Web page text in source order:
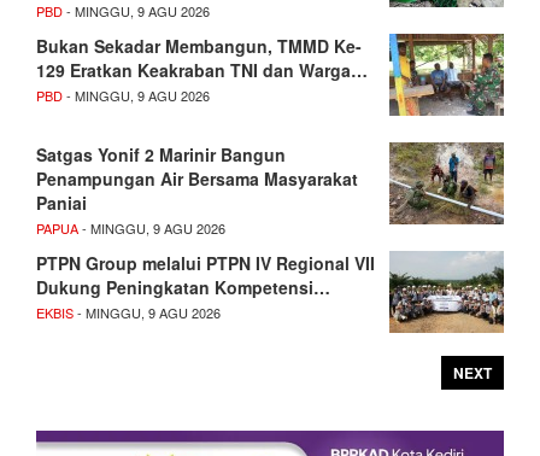
PBD- MINGGU, 9 AGU 2026
Bukan Sekadar Membangun, TMMD Ke-
129 Eratkan Keakraban TNI dan Warga…
PBD- MINGGU, 9 AGU 2026
Satgas Yonif 2 Marinir Bangun
Penampungan Air Bersama Masyarakat
Paniai
PAPUA- MINGGU, 9 AGU 2026
PTPN Group melalui PTPN IV Regional VII
Dukung Peningkatan Kompetensi…
EKBIS- MINGGU, 9 AGU 2026
NEXT